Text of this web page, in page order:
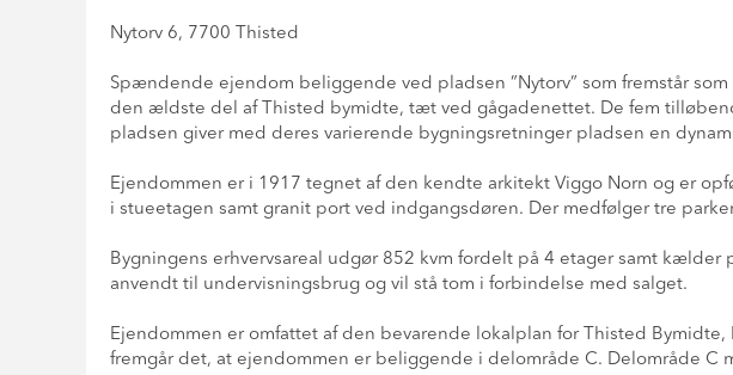
Nytorv 6, 7700 Thisted
Spændende ejendom beliggende ved pladsen ”Nytorv” som fremstår som
den ældste del af Thisted bymidte, tæt ved gågadenettet. De fem
pladsen giver med deres varierende bygningsretninger pladsen en
Ejendommen er i 1917 tegnet af den kendte arkitekt Viggo Norn og er
i stueetagen samt granit port ved indgangsdøren. Der medfølger tre
Bygningens erhvervsareal udgør 852 kvm fordelt på 4 etager samt kælder
anvendt til undervisningsbrug og vil stå tom i forbindelse med salget.
Ejendommen er omfattet af den bevarende lokalplan for Thisted
fremgår det, at ejendommen er beliggende i delområde C. Delområde C